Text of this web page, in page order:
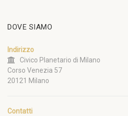
DOVE SIAMO
Indirizzo
Civico Planetario di Milano
Corso Venezia 57
20121 Milano
Contatti